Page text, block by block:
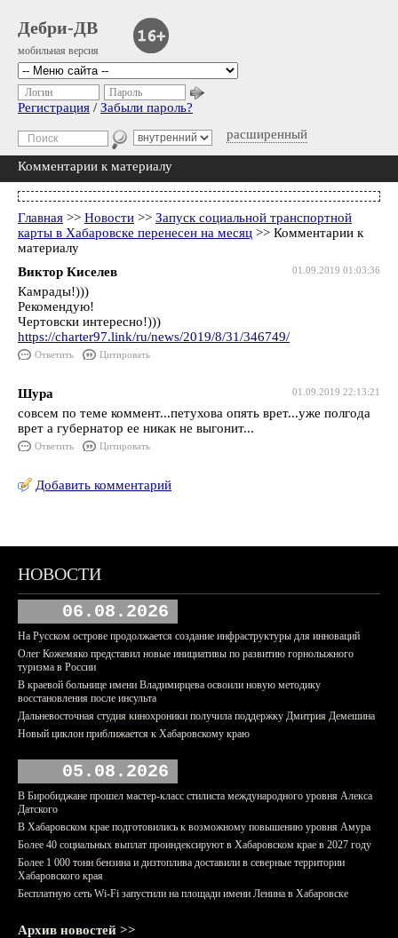
Дебри-ДВ
мобильная версия
расширенный
Логин Пароль
Регистрация / Забыли пароль?
Комментарии к материалу
Главная >> Новости >> Запуск социальной транспортной
карты в Хабаровске перенесен на месяц >> Комментарии к
материалу
01.09.2019 01:03:36
Виктор Киселев
Камрады!)))
Рекомендую!
Чертовски интересно!)))
https://charter97.link/ru/news/2019/8/31/346749/
Ответить Цитировать
01.09.2019 22:13:21
Шура
совсем по теме коммент...петухова опять врет...уже полгода
врет а губернатор ее никак не выгонит...
Ответить Цитировать
Добавить комментарий
НОВОСТИ
06.08.2026
На Русском острове продолжается создание инфраструктуры для инноваций
Олег Кожемяко представил новые инициативы по развитию горнолыжного
туризма в России
В краевой больнице имени Владимирцева освоили новую методику
восстановления после инсульта
Дальневосточная студия кинохроники получила поддержку Дмитрия Демешина
Новый циклон приближается к Хабаровскому краю
05.08.2026
В Биробиджане прошел мастер-класс стилиста международного уровня Алекса
Датского
В Хабаровском крае подготовились к возможному повышению уровня Амура
Более 40 социальных выплат проиндексируют в Хабаровском крае в 2027 году
Более 1 000 тонн бензина и дизтоплива доставили в северные территории
Хабаровского края
Бесплатную сеть Wi-Fi запустили на площади имени Ленина в Хабаровске
Архив новостей >>